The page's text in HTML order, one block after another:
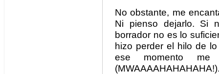
No obstante, me
Ni pienso dejarlo. Si
borrador no es lo
hizo perder el hilo de
ese momento me